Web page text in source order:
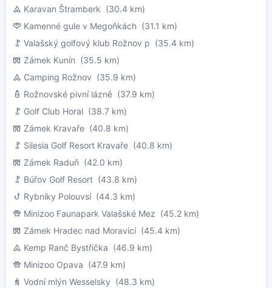
Karavan Štramberk (30.4 km)
Kamenné gule v Megoňkách (31.1 km)
Valašský golfový klub Rožnov p (35.4 km)
Zámek Kunín (35.5 km)
Camping Rožnov (35.9 km)
Rožnovské pivní lázně (37.9 km)
Golf Club Horal (38.7 km)
Zámek Kravaře (40.8 km)
Silesia Golf Resort Kravaře (40.8 km)
Zámek Raduň (42.0 km)
Búřov Golf Resort (43.8 km)
Rybníky Polouvsí(44.3 km)
Minizoo Faunapark Valašské Mez (45.2 km)
Zámek Hradec nad Moravicí(45.4 km)
Kemp Ranč Bystřička (46.9 km)
Minizoo Opava (47.9 km)
Vodní mlýn Wesselsky (48.3 km)